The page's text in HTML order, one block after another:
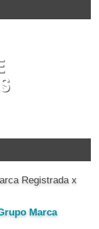
Marca